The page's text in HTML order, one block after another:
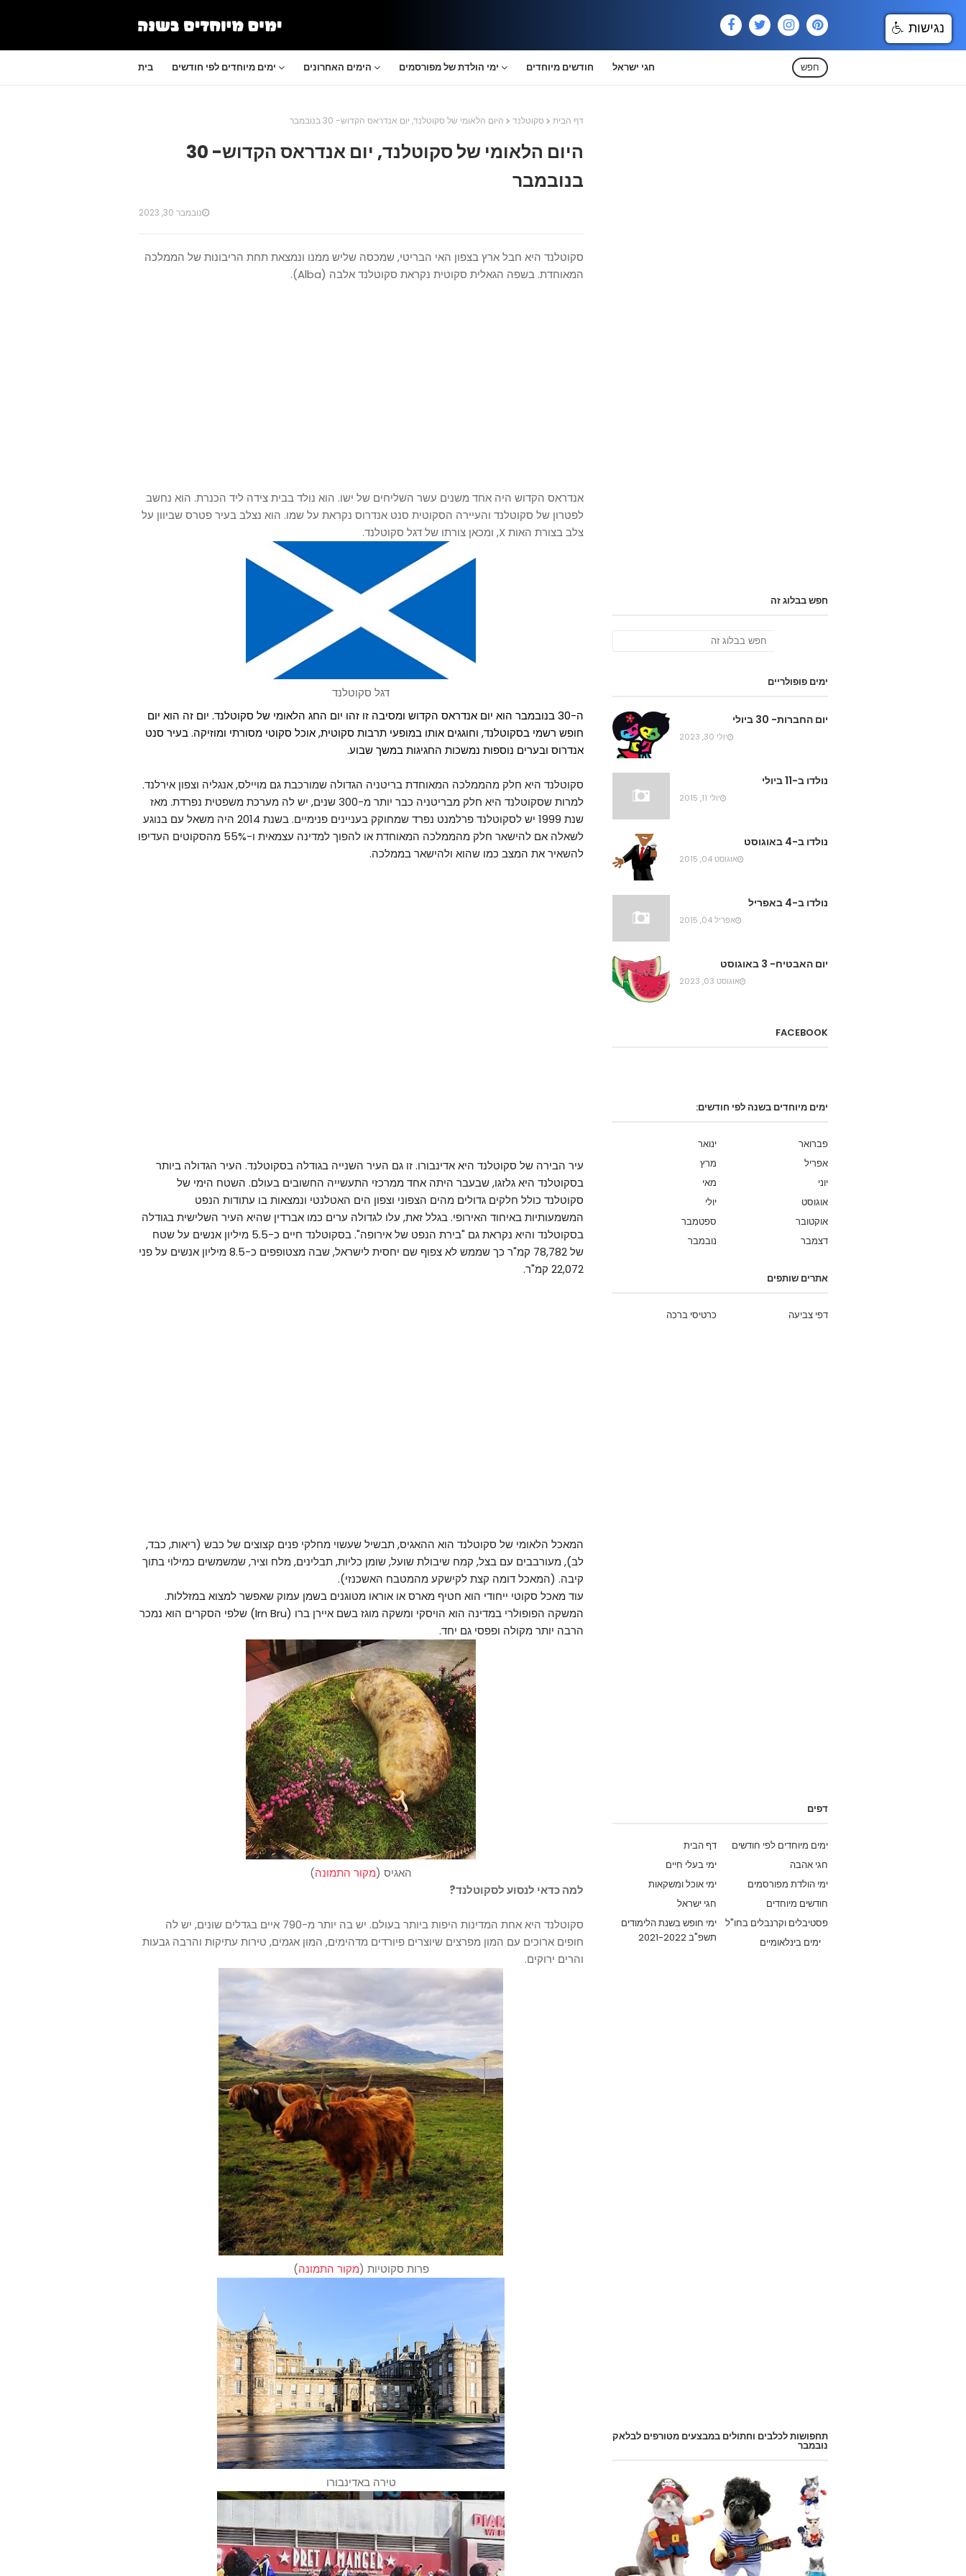
בית ימים מיוחדים לפי חודשים הימים האחרונים ימי הולדת של מפורסמים חודשים מיוחדים חגי ישראל חפש
דף הבית סקוטלנד היום הלאומי של סקוטלנד, יום אנדראס הקדוש- 30 בנובמבר
היום הלאומי של סקוטלנד, יום אנדראס הקדוש- 30
בנובמבר
נובמבר 30, 2023
סקוטלנד היא חבל ארץ בצפון האי הבריטי, שמכסה שליש ממנו ונמצאת תחת הריבונות של הממלכה
המאוחדת. בשפה הגאלית סקוטית נקראת סקוטלנד אלבה (Alba).
אנדראס הקדוש היה אחד משנים עשר השליחים של ישו. הוא נולד בבית צידה ליד הכנרת. הוא נחשב
לפטרון של סקוטלנד והעיירה הסקוטית סנט אנדרוס נקראת על שמו. הוא נצלב בעיר פטרס שביוון על
צלב בצורת האות X, ומכאן צורתו של דגל סקוטלנד.
דגל סקוטלנד
ה-30 בנובמבר הוא יום אנדראס הקדוש ומסיבה זו זהו יום החג הלאומי של סקוטלנד. יום זה הוא יום
חופש רשמי בסקוטלנד, וחוגגים אותו במופעי תרבות סקוטית, אוכל סקוטי מסורתי ומוזיקה. בעיר סנט
אנדרוס ובערים נוספות נמשכות החגיגות במשך שבוע.
סקוטלנד היא חלק מהממלכה המאוחדת בריטניה הגדולה שמורכבת גם מויילס, אנגליה וצפון אירלנד.
למרות שסקוטלנד היא חלק מבריטניה כבר יותר מ-300 שנים, יש לה מערכת משפטית נפרדת. מאז
שנת 1999 יש לסקוטלנד פרלמנט נפרד שמחוקק בעניינים פנימיים. בשנת 2014 היה משאל עם בנוגע
לשאלה אם להישאר חלק מהממלכה המאוחדת או להפוך למדינה עצמאית ו-55% מהסקוטים העדיפו
להשאיר את המצב כמו שהוא ולהישאר בממלכה.
עיר הבירה של סקוטלנד היא אדינבורו. זו גם העיר השנייה בגודלה בסקוטלנד. העיר הגדולה ביותר
בסקוטלנד היא גלזגו, שבעבר היתה אחד ממרכזי התעשייה החשובים בעולם. השטח הימי של
סקוטלנד כולל חלקים גדולים מהים הצפוני וצפון הים האטלנטי ונמצאות בו עתודות הנפט
המשמעותיות באיחוד האירופי. בגלל זאת, עלו לגדולה ערים כמו אברדין שהיא העיר השלישית בגודלה
בסקוטלנד והיא נקראת גם "בירת הנפט של אירופה". בסקוטלנד חיים כ-5.5 מיליון אנשים על שטח
של 78,782 קמ"ר כך שממש לא צפוף שם יחסית לישראל, שבה מצטופפים כ-8.5 מיליון אנשים על פני
22,072 קמ"ר.
המאכל הלאומי של סקוטלנד הוא ההאגיס, תבשיל שעשוי מחלקי פנים קצוצים של כבש (ריאות, כבד,
לב), מעורבבים עם בצל, קמח שיבולת שועל, שומן כליות, תבלינים, מלח וציר, שמשמשים כמילוי בתוך
קיבה. (המאכל דומה קצת לקישקע מהמטבח האשכנזי).
עוד מאכל סקוטי ייחודי הוא חטיף מארס או אוראו מטוגנים בשמן עמוק שאפשר למצוא במזללות.
המשקה הפופולרי במדינה הוא הויסקי ומשקה מוגז בשם איירן ברו (Irn Bru) שלפי הסקרים הוא נמכר
הרבה יותר מקולה ופפסי גם יחד.
האגיס (מקור התמונה)
למה כדאי לנסוע לסקוטלנד?
סקוטלנד היא אחת המדינות היפות ביותר בעולם. יש בה יותר מ-790 איים בגדלים שונים, יש לה
חופים ארוכים עם המון מפרצים שיוצרים פיורדים מדהימים, המון אגמים, טירות עתיקות והרבה גבעות
והרים ירוקים.
פרות סקוטיות (מקור התמונה)
טירה באדינבורו
חפש בבלוג זה
ימים פופולריים
יום החברות- 30 ביולי
יולי 30, 2023
נולדו ב-11 ביולי
יולי 11, 2015
נולדו ב-4 באוגוסט
אוגוסט 04, 2015
נולדו ב-4 באפריל
אפריל 04, 2015
יום האבטיח- 3 באוגוסט
אוגוסט 03, 2023
FACEBOOK
ימים מיוחדים בשנה לפי חודשים:
ינואר
פברואר
מרץ
אפריל
מאי
יוני
יולי
אוגוסט
ספטמבר
אוקטובר
נובמבר
דצמבר
אתרים שותפים
כרטיסי ברכה דפי צביעה
דפים
דף הבית
ימים מיוחדים לפי חודשים
ימי בעלי חיים
חגי אהבה
ימי אוכל ומשקאות
ימי הולדת מפורסמים
חגי ישראל
חודשים מיוחדים
ימי חופש בשנת הלימודים
תשפ"ב 2021-2022
פסטיבלים וקרנבלים בחו"ל
ימים בינלאומיים
תחפושות לכלבים וחתולים במבצעים מטורפים לבלאק
נובמבר
נגישות